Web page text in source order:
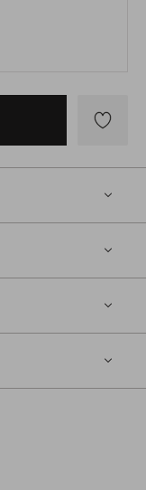
Favoriten